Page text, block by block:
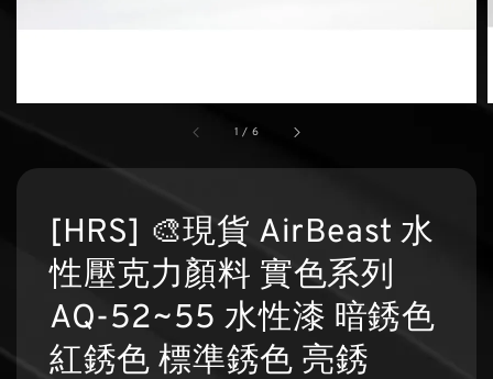
1 / 6
[HRS] 🎨現貨 AirBeast 水
性壓克力顏料 實色系列
AQ-52~55 水性漆 暗銹色
紅銹色 標準銹色 亮銹